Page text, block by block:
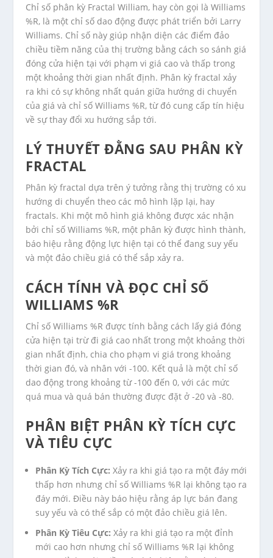
Chỉ số phân kỳ Fractal William, hay còn gọi là Williams
%R, là một chỉ số dao động được phát triển bởi Larry
Williams. Chỉ số này giúp nhận diện các điểm đảo
chiều tiềm năng của thị trường bằng cách so sánh giá
đóng cửa hiện tại với phạm vi giá cao và thấp trong
một khoảng thời gian nhất định. Phân kỳ fractal xảy
ra khi có sự không nhất quán giữa hướng di chuyển
của giá và chỉ số Williams %R, từ đó cung cấp tín hiệu
về sự thay đổi xu hướng sắp tới.
LÝ THUYẾT ĐẰNG SAU PHÂN KỲ
FRACTAL
Phân kỳ fractal dựa trên ý tưởng rằng thị trường có xu
hướng di chuyển theo các mô hình lặp lại, hay
fractals. Khi một mô hình giá không được xác nhận
bởi chỉ số Williams %R, một phân kỳ được hình thành,
báo hiệu rằng động lực hiện tại có thể đang suy yếu
và một đảo chiều giá có thể sắp xảy ra.
CÁCH TÍNH VÀ ĐỌC CHỈ SỐ
WILLIAMS %R
Chỉ số Williams %R được tính bằng cách lấy giá đóng
cửa hiện tại trừ đi giá cao nhất trong một khoảng thời
gian nhất định, chia cho phạm vi giá trong khoảng
thời gian đó, và nhân với -100. Kết quả là một chỉ số
dao động trong khoảng từ -100 đến 0, với các mức
quá mua và quá bán thường được đặt ở -20 và -80.
PHÂN BIỆT PHÂN KỲ TÍCH CỰC
VÀ TIÊU CỰC
Phân Kỳ Tích Cực: Xảy ra khi giá tạo ra một đáy mới
thấp hơn nhưng chỉ số Williams %R lại không tạo ra
đáy mới. Điều này báo hiệu rằng áp lực bán đang
suy yếu và có thể sắp có một đảo chiều giá lên.
Phân Kỳ Tiêu Cực: Xảy ra khi giá tạo ra một đỉnh
mới cao hơn nhưng chỉ số Williams %R lại không